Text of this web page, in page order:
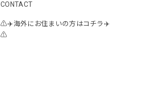
CONTACT
⚠️✈️海外にお住まいの方はコチラ✈️
⚠️